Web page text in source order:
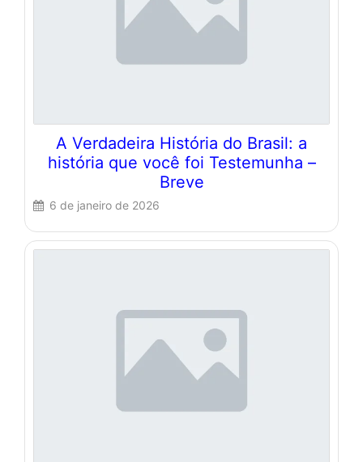
A Verdadeira História do Brasil: a
história que você foi Testemunha –
Breve
6 de janeiro de 2026